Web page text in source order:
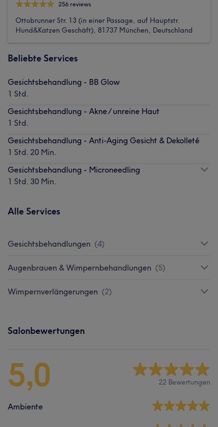
256 reviews
Ottobrunner Str. 13 (in einer Passage, auf Hauptstr.
Hund&Katzen Geschäft), 81737 München, Deutschland
Beliebte Services
Gesichtsbehandlung - BB Glow
1 Std.
Gesichtsbehandlung - Akne / unreine Haut
1 Std.
Gesichtsbehandlung - Anti-Aging Gesicht & Dekolleté
1 Std. 20 Min.
Gesichtsbehandlung - Microneedling
1 Std. 30 Min.
Alle Services
Gesichtsbehandlungen (4)
Augenbrauen & Wimpernbehandlungen (5)
Wimpernverlängerungen (2)
Salonbewertungen
5,0 22 Bewertungen
Ambiente